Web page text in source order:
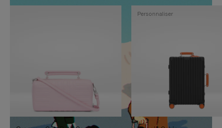
VIDÉO
PAUSE,
APPUYEZ
SUR
SON
DÉSACTIVÉ.
VEUILLEZ
Personnaliser